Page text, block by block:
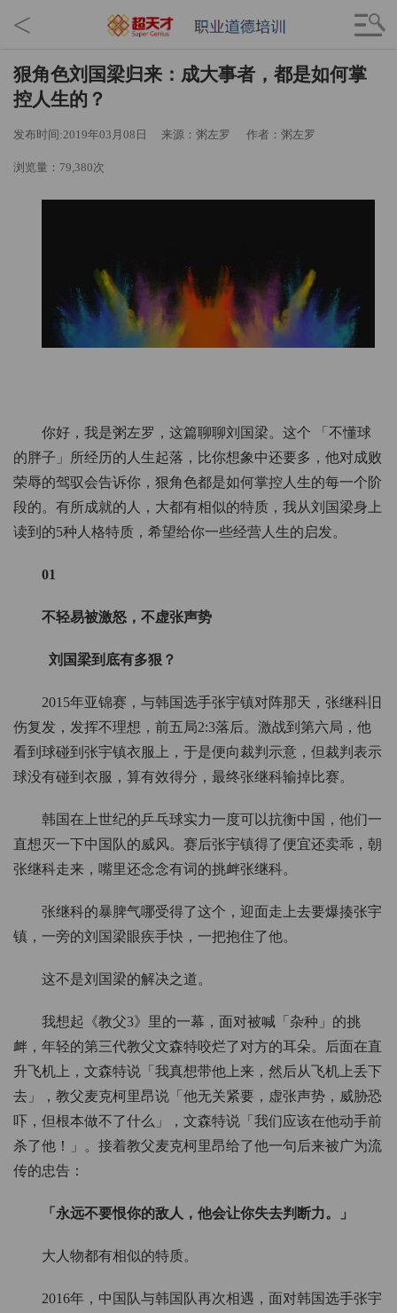
<
狠角色刘国梁归来：成大事者，都是如何掌
控人生的？
发布时间:2019年03月08日 来源：粥左罗 作者：粥左罗
浏览量：79,380次
你好，我是粥左罗，这篇聊聊刘国梁。这个 「不懂球
的胖子」所经历的人生起落，比你想象中还要多，他对成败
荣辱的驾驭会告诉你，狠角色都是如何掌控人生的每一个阶
段的。有所成就的人，大都有相似的特质，我从刘国梁身上
读到的5种人格特质，希望给你一些经营人生的启发。
01
不轻易被激怒，不虚张声势
刘国梁到底有多狠？
2015年亚锦赛，与韩国选手张宇镇对阵那天，张继科旧
伤复发，发挥不理想，前五局2:3落后。激战到第六局，他
看到球碰到张宇镇衣服上，于是便向裁判示意，但裁判表示
球没有碰到衣服，算有效得分，最终张继科输掉比赛。
韩国在上世纪的乒乓球实力一度可以抗衡中国，他们一
直想灭一下中国队的威风。赛后张宇镇得了便宜还卖乖，朝
张继科走来，嘴里还念念有词的挑衅张继科。
张继科的暴脾气哪受得了这个，迎面走上去要爆揍张宇
镇，一旁的刘国梁眼疾手快，一把抱住了他。
这不是刘国梁的解决之道。
我想起《教父3》里的一幕，面对被喊「杂种」的挑
衅，年轻的第三代教父文森特咬烂了对方的耳朵。后面在直
升飞机上，文森特说「我真想带他上来，然后从飞机上丢下
去」，教父麦克柯里昂说「他无关紧要，虚张声势，威胁恐
吓，但根本做不了什么」，文森特说「我们应该在他动手前
杀了他！」。接着教父麦克柯里昂给了他一句后来被广为流
传的忠告：
「永远不要恨你的敌人，他会让你失去判断力。」
大人物都有相似的特质。
2016年，中国队与韩国队再次相遇，面对韩国选手张宇